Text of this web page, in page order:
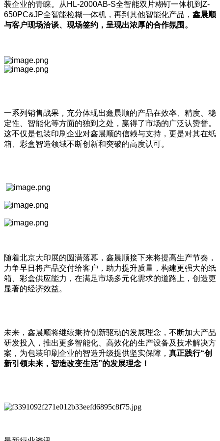
装企业的青睐。从HL-2000AB-S全智能双片糊钉一体机到Z-
650PC&JP全智能检糊一体机，再到其他智能化产品， 鑫晨顺
与客户现场洽谈、现场签约，呈现出浓厚的合作氛围。
一系列销售战果，充分体现出鑫晨顺的产品在效率、精度、稳
定性、智能化等方面的独到之处，赢得了市场的广泛认赞誉。
这不仅是包装印刷企业对鑫晨顺的信赖与支持，更是对其在纸
箱、彩盒智造领域不断创新和突破的高度认可。
随着北京大印展的圆满落幕，鑫晨顺接下来将提高生产节奏，
力争早日将产品交付给客户，助力提升质量，构建更强大的纸
箱、彩盒供应能力，在满足市场多元化需求的道路上，创造更
显著的经济效益。
未来，鑫晨顺将继续秉持创新驱动的发展理念，不断加大产品
研发投入，推出更多智能化、高效化的生产设备及技术解决方
案，为包装印刷企业的智造升级提供坚实保障， 真正践行“创
新引领未来，智造改变生活”的发展理念！